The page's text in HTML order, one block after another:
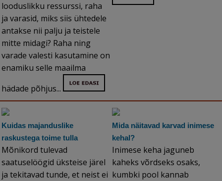
looduslikku ressurssi, raha
ja varasid, miks siis ühtedele
antakse nii palju ja teistele
mitte midagi? Raha ning
varade valesti kasutamine on
enamiku selle maailma
hädade põhjus...
Kuidas majanduslike
raskustega toime tulla
Mõnikord tulevad
saatuselöögid üksteise järel
ja tekitavad tunde, et neist ei
Mida näitavad karvad inimese
kehal?
Inimese keha jaguneb
kaheks võrdseks osaks,
kumbki pool kannab